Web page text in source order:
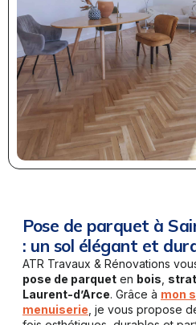
Pose de parquet à
: un sol élégant et
ATR Travaux & Rénovations
pose de parquet en bois
Laurent-d’Arce. Grâce à mon
menuiserie , je vous propose